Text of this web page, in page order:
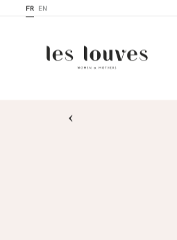
FR EN
›